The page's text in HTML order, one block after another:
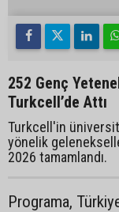
252 Genç
Turkcell’de Attı
Turkcell'in
yönelik
2026 tamamlandı.
Programa,